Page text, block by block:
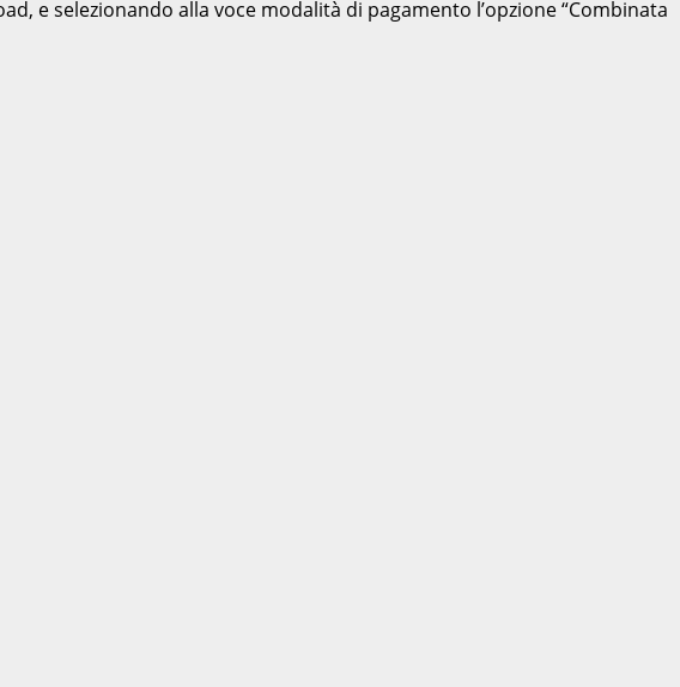
e selezionando alla voce modalità di pagamento l’opzione “Combinata